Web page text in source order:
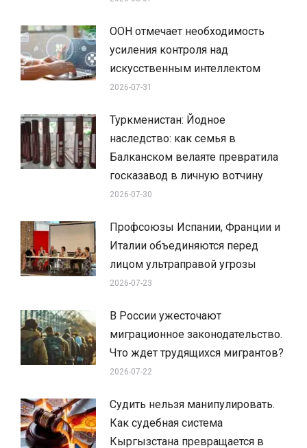
ООН отмечает необходимость
усиления контроля над
искусственным интеллектом
2026-07-31
Туркменистан: Йодное
наследство: как семья в
Балканском велаяте превратила
госказавод в личную вотчину
2026-07-30
Профсоюзы Испании, Франции и
Италии объединяются перед
лицом ультраправой угрозы
2026-07-23
В России ужесточают
миграционное законодательство.
Что ждет трудящихся мигрантов?
2026-07-22
Судить нельзя манипулировать.
Как судебная система
Кыргызстана превращается в